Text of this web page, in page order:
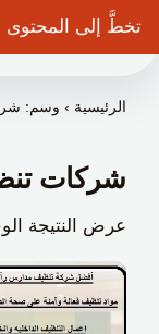
تخطَّ إلى المحتوى
شركة
الرئيسية › وسم:
شركات
عرض النتيجة